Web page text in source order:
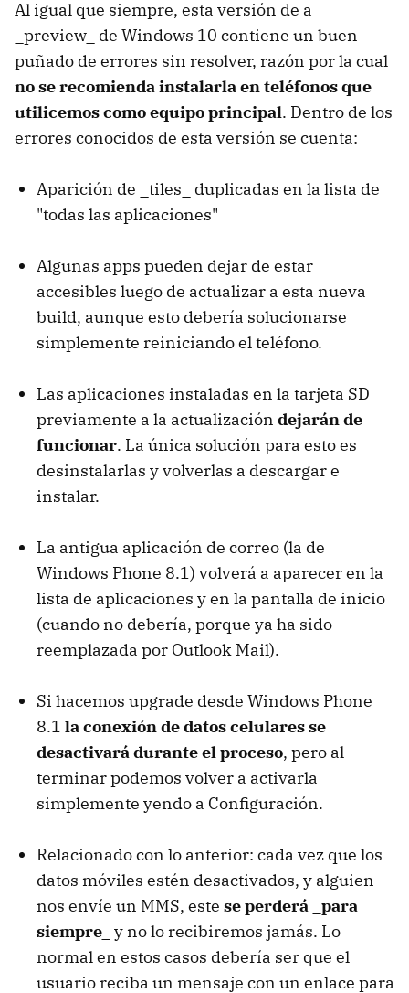
Al igual que siempre, esta versión de a
_preview_ de Windows 10 contiene un buen
puñado de errores sin resolver, razón por la cual
no se recomienda instalarla en teléfonos que
utilicemos como equipo principal. Dentro de los
errores conocidos de esta versión se cuenta:
Aparición de _tiles_ duplicadas en la lista de
"todas las aplicaciones"
Algunas apps pueden dejar de estar
accesibles luego de actualizar a esta nueva
build, aunque esto debería solucionarse
simplemente reiniciando el teléfono.
Las aplicaciones instaladas en la tarjeta SD
previamente a la actualización dejarán de
funcionar. La única solución para esto es
desinstalarlas y volverlas a descargar e
instalar.
La antigua aplicación de correo (la de
Windows Phone 8.1) volverá a aparecer en la
lista de aplicaciones y en la pantalla de inicio
(cuando no debería, porque ya ha sido
reemplazada por Outlook Mail).
Si hacemos upgrade desde Windows Phone
8.1 la conexión de datos celulares se
desactivará durante el proceso, pero al
terminar podemos volver a activarla
simplemente yendo a Configuración.
Relacionado con lo anterior: cada vez que los
datos móviles estén desactivados, y alguien
nos envíe un MMS, este se perderá _para
siempre_ y no lo recibiremos jamás. Lo
normal en estos casos debería ser que el
usuario reciba un mensaje con un enlace para